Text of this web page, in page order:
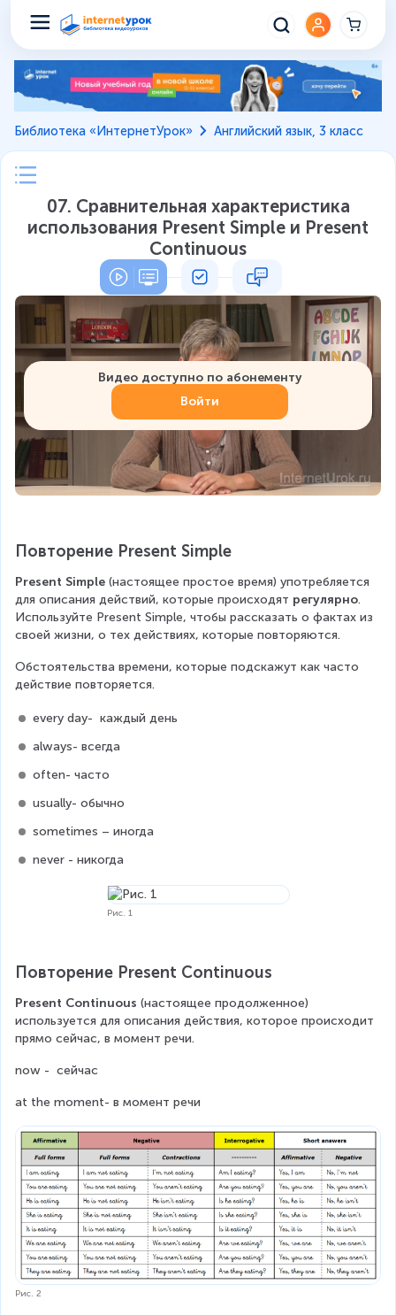
Библиотека «ИнтернетУрок» Английский язык, 3 класс
07. Сравнительная характеристика
использования Present Simple и Present
Continuous
Видео доступно по абонементу
Войти
Повторение Present Simple
Present Simple (настоящее простое время) употребляется
для описания действий, которые происходят регулярно.
Используйте Present Simple, чтобы рассказать о фактах из
своей жизни, о тех действиях, которые повторяются.
Обстоятельства времени, которые подскажут как часто
действие повторяется.
every day-  каждый день
always- всегда
often- часто
usually- обычно
sometimes – иногда
never - никогда
Рис. 1
Повторение Present Continuous
Present Continuous (настоящее продолженное)
используется для описания действия, которое происходит
прямо сейчас, в момент речи.
now -  сейчас
at the moment- в момент речи
Рис. 2